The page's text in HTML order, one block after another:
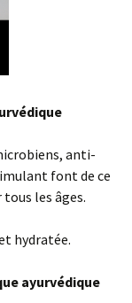
anti-
font de ce
les âges.
hydratée.
ayurvédique